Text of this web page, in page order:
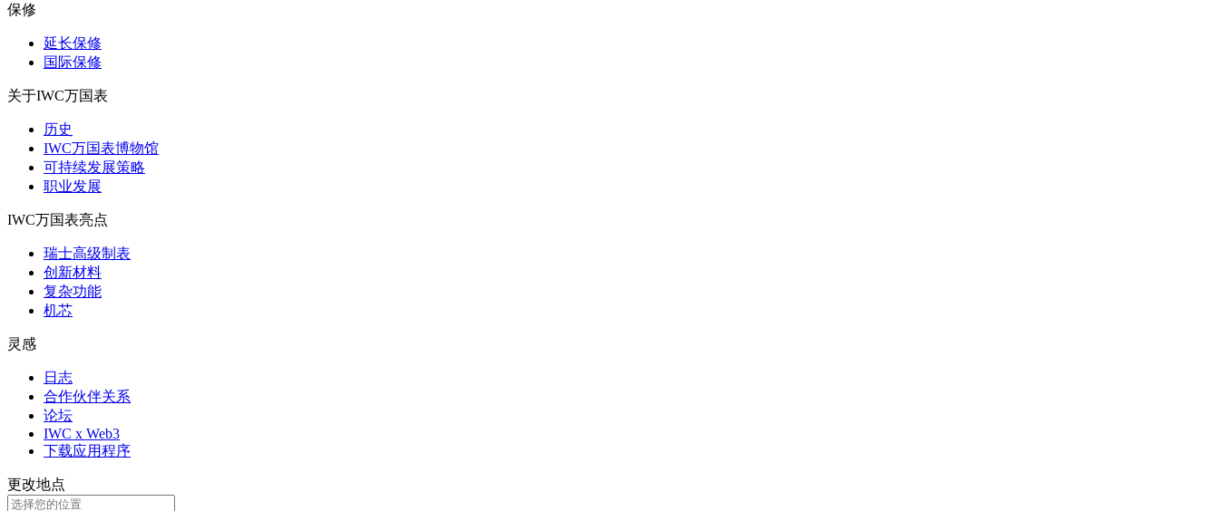
保修
延长保修
国际保修
关于IWC万国表
历史
IWC万国表博物馆
可持续发展策略
职业发展
IWC万国表亮点
瑞士高级制表
创新材料
复杂功能
机芯
灵感
日志
合作伙伴关系
论坛
IWC x Web3
下载应用程序
更改地点